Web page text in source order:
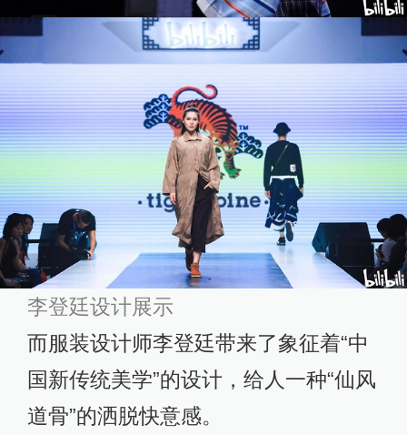
李登廷设计展示
而服装设计师李登廷带来了象征着“中
国新传统美学”的设计，给人一种“仙风
道骨”的洒脱快意感。